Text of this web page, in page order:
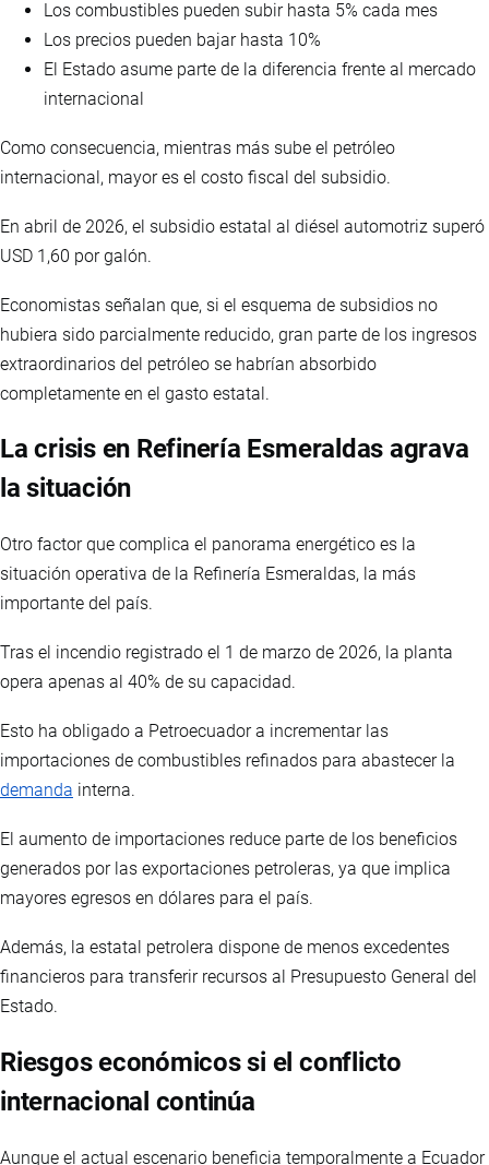
Los combustibles pueden subir hasta 5% cada mes
Los precios pueden bajar hasta 10%
El Estado asume parte de la diferencia frente al mercado
internacional
Como consecuencia, mientras más sube el petróleo
internacional, mayor es el costo fiscal del subsidio.
En abril de 2026, el subsidio estatal al diésel automotriz superó
USD 1,60 por galón.
Economistas señalan que, si el esquema de subsidios no
hubiera sido parcialmente reducido, gran parte de los ingresos
extraordinarios del petróleo se habrían absorbido
completamente en el gasto estatal.
La crisis en Refinería Esmeraldas agrava
la situación
Otro factor que complica el panorama energético es la
situación operativa de la Refinería Esmeraldas, la más
importante del país.
Tras el incendio registrado el 1 de marzo de 2026, la planta
opera apenas al 40% de su capacidad.
Esto ha obligado a Petroecuador a incrementar las
importaciones de combustibles refinados para abastecer la
demanda interna.
El aumento de importaciones reduce parte de los beneficios
generados por las exportaciones petroleras, ya que implica
mayores egresos en dólares para el país.
Además, la estatal petrolera dispone de menos excedentes
financieros para transferir recursos al Presupuesto General del
Estado.
Riesgos económicos si el conflicto
internacional continúa
Aunque el actual escenario beneficia temporalmente a Ecuador